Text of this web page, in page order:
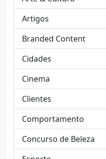
Artigos
Branded Content
Cidades
Cinema
Clientes
Comportamento
Concurso de Beleza